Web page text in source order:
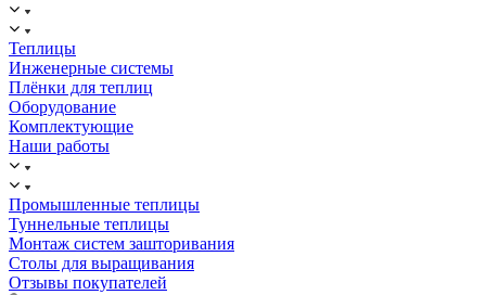
Теплицы
Инженерные системы
Плёнки для теплиц
Оборудование
Комплектующие
Наши работы
Промышленные теплицы
Туннельные теплицы
Монтаж систем зашторивания
Столы для выращивания
Отзывы покупателей